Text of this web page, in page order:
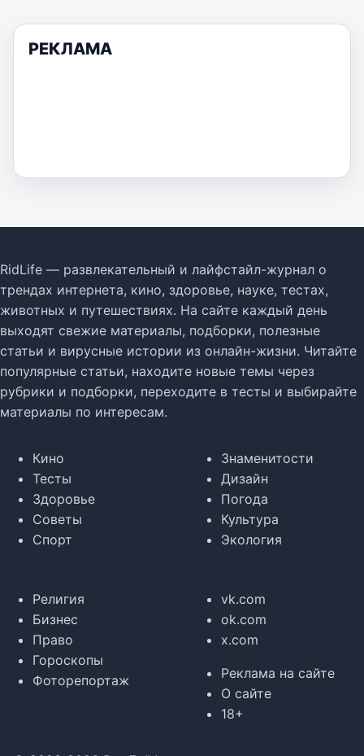
РЕКЛАМА
RidLife — развлекательный и лайфстайл-журнал о
трендах интернета, кино, здоровье, науке, тестах,
животных и путешествиях. На сайте каждый день
выходят свежие материалы, подборки, полезные
статьи и вирусные истории из онлайн-жизни. Читайте
популярные статьи, находите новые темы через
рубрики и подборки, переходите в тесты и выбирайте
материалы по интересам.
Кино
Тесты
Здоровье
Советы
Спорт
Знаменитости
Дизайн
Погода
Культура
Экология
Религия
Бизнес
Право
Гороскопы
Фоторепортаж
vk.com
ok.com
x.com
Реклама на сайте
О сайте
18+